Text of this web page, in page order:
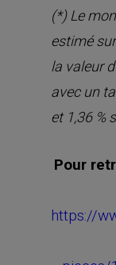
(*) Le
estimé
la valeur
avec un
et 1,36 %
Pour
https://